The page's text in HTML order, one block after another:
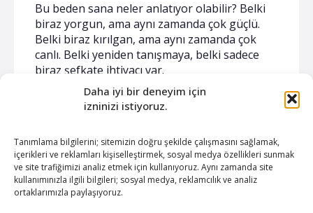
Daha iyi bir deneyim için
izninizi istiyoruz.
Tanımlama bilgilerini; sitemizin doğru şekilde çalışmasını sağlamak,
içerikleri ve reklamları kişiselleştirmek, sosyal medya özellikleri sunmak
ve site trafiğimizi analiz etmek için kullanıyoruz. Aynı zamanda site
kullanımınızla ilgili bilgileri; sosyal medya, reklamcılık ve analiz
ortaklarımızla paylaşıyoruz.
Bu beden sana neler anlatıyor olabilir? Belki
biraz yorgun, ama aynı zamanda çok güçlü.
Belki biraz kırılgan, ama aynı zamanda çok
canlı. Belki yeniden tanışmaya, belki sadece
biraz şefkate ihtiyacı var.
Bu yazı sana bakımın başka bir yüzünü
göstermek için yazıldı. Güzellik ideallerinden
kendine zaman tanımanın, kendine
dokunmanın bir yolu olarak bakım.
Unutma: hiçbir şey aceleye gelmek zorunda